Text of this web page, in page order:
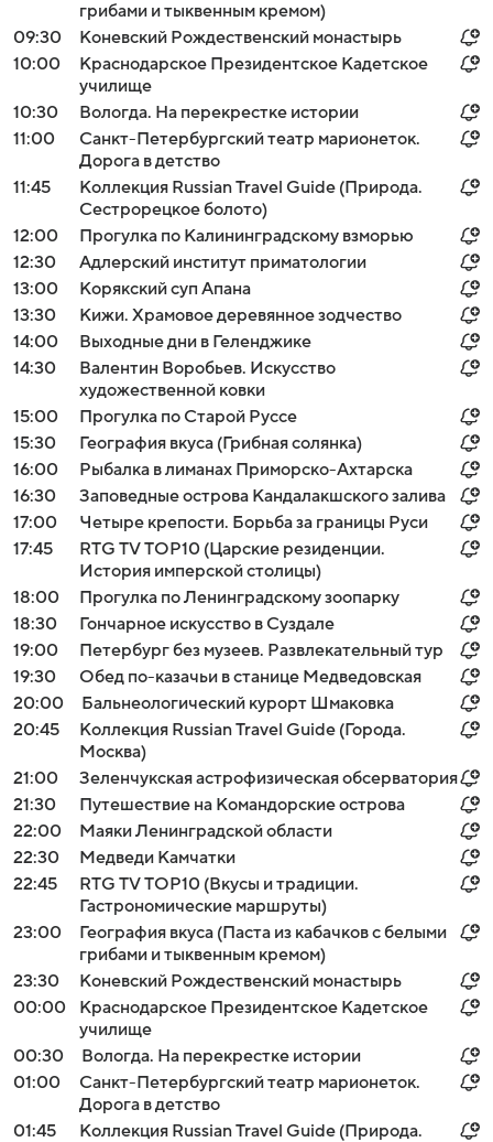
грибами и тыквенным кремом)
09:30
Коневский Рождественский монастырь
10:00
Краснодарское Президентское Кадетское
училище
10:30
Вологда. На перекрестке истории
11:00
Санкт-Петербургский театр марионеток.
Дорога в детство
11:45
Коллекция Russian Travel Guide (Природа.
Сестрорецкое болото)
12:00
Прогулка по Калининградскому взморью
12:30
Адлерский институт приматологии
13:00
Корякский суп Апана
13:30
Кижи. Храмовое деревянное зодчество
14:00
Выходные дни в Геленджике
14:30
Валентин Воробьев. Искусство
художественной ковки
15:00
Прогулка по Старой Руссе
15:30
География вкуса (Грибная солянка)
16:00
Рыбалка в лиманах Приморско-Ахтарска
16:30
Заповедные острова Кандалакшского залива
17:00
Четыре крепости. Борьба за границы Руси
17:45
RTG TV TOP10 (Царские резиденции.
История имперской столицы)
18:00
Прогулка по Ленинградскому зоопарку
18:30
Гончарное искусство в Суздале
19:00
Петербург без музеев. Развлекательный тур
19:30
Обед по-казачьи в станице Медведовская
20:00
Бальнеологический курорт Шмаковка
20:45
Коллекция Russian Travel Guide (Города.
Москва)
21:00
Зеленчукская астрофизическая обсерватория
21:30
Путешествие на Командорские острова
22:00
Маяки Ленинградской области
22:30
Медведи Камчатки
22:45
RTG TV TOP10 (Вкусы и традиции.
Гастрономические маршруты)
23:00
География вкуса (Паста из кабачков с белыми
грибами и тыквенным кремом)
23:30
Коневский Рождественский монастырь
00:00
Краснодарское Президентское Кадетское
училище
00:30
Вологда. На перекрестке истории
01:00
Санкт-Петербургский театр марионеток.
Дорога в детство
01:45
Коллекция Russian Travel Guide (Природа.